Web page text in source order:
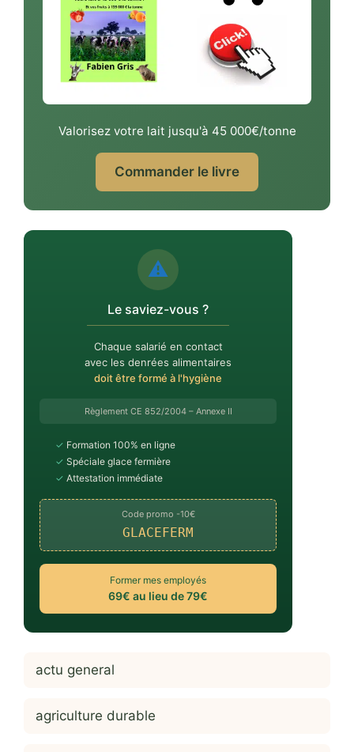
Valorisez votre lait jusqu'à 45 000€/tonne
Commander le livre
⚠️
Le saviez-vous ?
Chaque salarié en contact
avec les denrées alimentaires
doit être formé à l'hygiène
Règlement CE 852/2004 – Annexe II
✓ Formation 100% en ligne
✓ Spéciale glace fermière
✓ Attestation immédiate
Code promo -10€
GLACEFERM
Former mes employés
69€ au lieu de 79€
actu general
agriculture durable